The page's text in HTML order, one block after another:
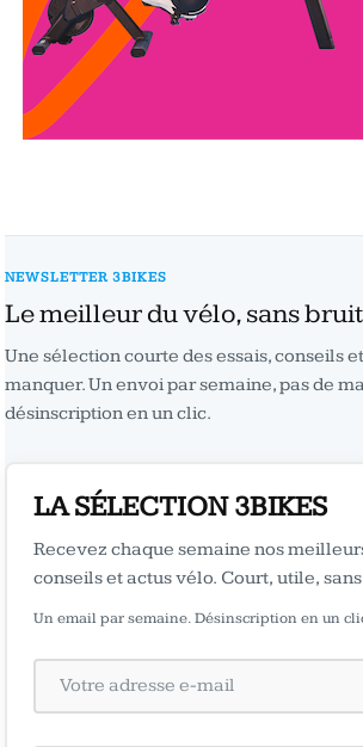
NEWSLETTER 3BIKES
Le meilleur du vélo, sans
Une sélection courte des essais, conseils
manquer. Un envoi par semaine, pas de
désinscription en un clic.
LA SÉLECTION 3BIKES
Recevez chaque semaine nos
conseils et actus vélo. Court, utile,
Un email par semaine. Désinscription en un